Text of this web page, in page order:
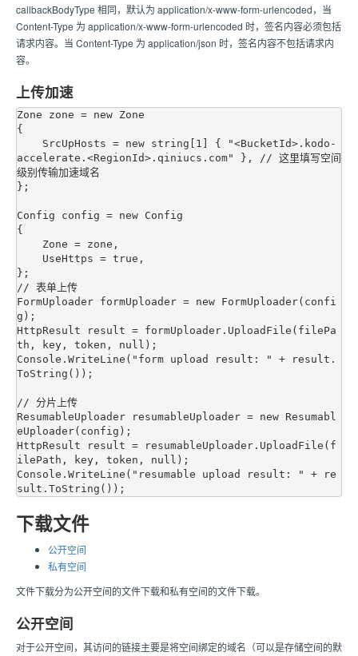
callbackBodyType 相同，默认为 application/x-www-form-urlencoded，当
Content-Type 为 application/x-www-form-urlencoded 时，签名内容必须包括
请求内容。当 Content-Type 为 application/json 时，签名内容不包括请求内
容。
上传加速
Zone zone = new Zone
{
accelerate.<RegionId>.qiniucs.com" }, // 这里填写空间
级别传输加速域名
};
Config config = new Config
{
};
// 表单上传
FormUploader formUploader = new FormUploader(confi
g);
HttpResult result = formUploader.UploadFile(filePa
th, key, token, null);
Console.WriteLine("form upload result: " + result.
ToString());
// 分片上传
ResumableUploader resumableUploader = new Resumabl
eUploader(config);
HttpResult result = resumableUploader.UploadFile(f
ilePath, key, token, null);
Console.WriteLine("resumable upload result: " + re
下载文件
公开空间
私有空间
文件下载分为公开空间的文件下载和私有空间的文件下载。
公开空间
对于公开空间，其访问的链接主要是将空间绑定的域名（可以是存储空间的默